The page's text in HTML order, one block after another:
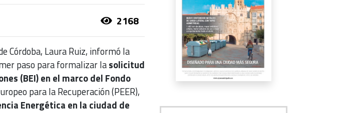
2168
Córdoba, Laura Ruiz, informó la
paso para formalizar lasolicitud
(BEI) en el marco del Fondo
para la Recuperación (PEER),
Energética en la ciudad de